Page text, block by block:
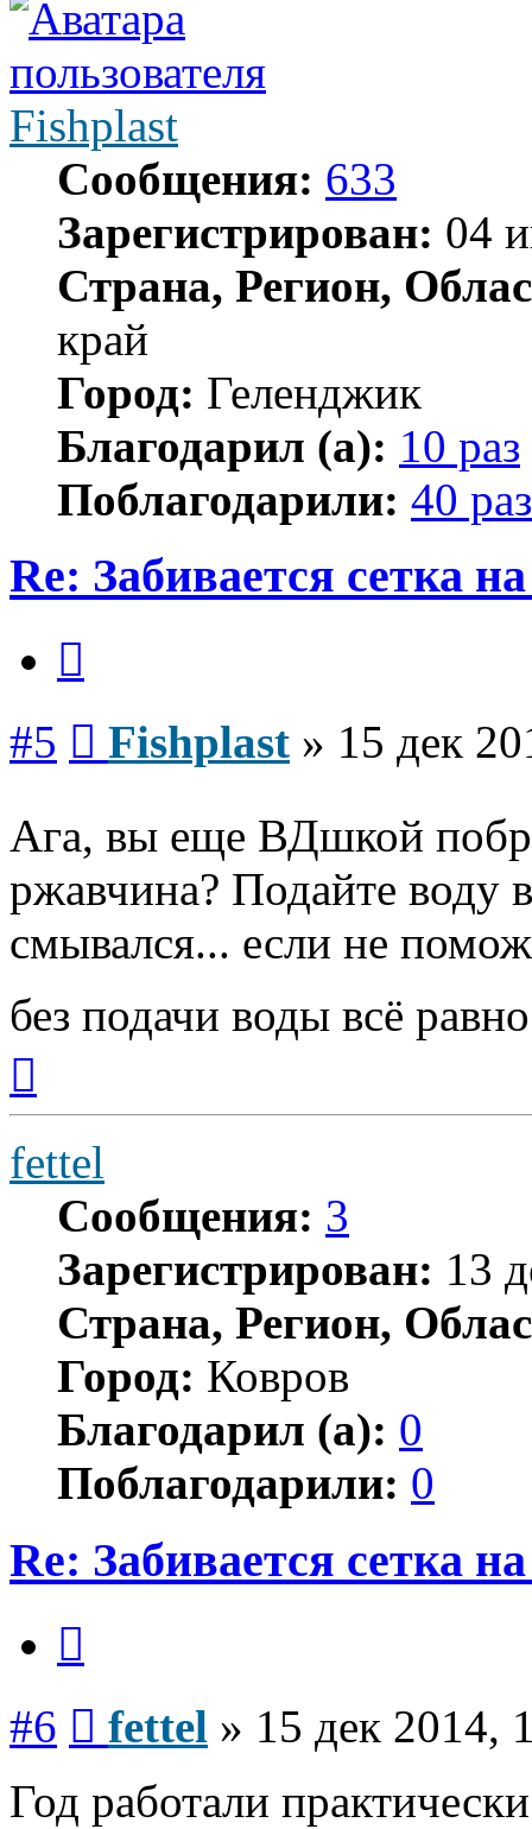
Fishplast
Сообщения: 633
Зарегистрирован: 04
Страна, Регион,
край
Город: Геленджик
Благодарил (а): 10 раз
Поблагодарили: 40 раз
Re: Забивается сетка
#5 Fishplast » 15 дек
Ага, вы еще ВДшкой
ржавчина? Подайте воду
смывался... если не
без подачи воды всё
началу
fettel
Сообщения: 3
Зарегистрирован: 13
Страна, Регион,
Город: Ковров
Благодарил (а): 0
Поблагодарили: 0
Re: Забивается сетка
#6 fettel » 15 дек 2014,
Год работали